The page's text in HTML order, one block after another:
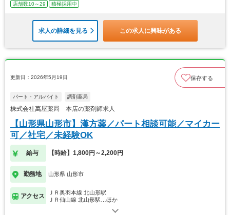
店舗数10～29
積極採用中
求人の詳細を見る この求人に興味がある
更新日：2026年5月19日 保存する
パート・アルバイト 調剤薬局
株式会社萬屋薬局 本店の薬剤師求人
【山形県山形市】漢方薬／パート相談可能／マイカー
可／社宅／未経験OK
給与 【時給】1,800円～2,200円
勤務地 山形県 山形市
アクセス
ＪＲ奥羽本線 北山形駅
ＪＲ仙山線 北山形駅…ほか